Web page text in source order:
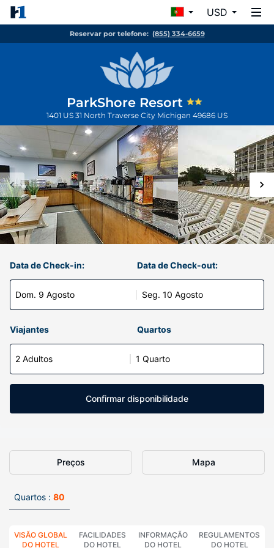
USD
Reservar por telefone: (855) 334-6659
ParkShore Resort
1401 US 31 North Traverse City Michigan 49686 US
Data de Check-in:
Dom. 9 Agosto
Data de Check-out:
Seg. 10 Agosto
Viajantes Quartos
2 Adultos 1 Quarto
Confirmar disponibilidade
Preços Mapa
Quartos : 80
VISÃO GLOBAL
DO HOTEL
FACILIDADES
DO HOTEL
INFORMAÇÃO
DO HOTEL
REGULAMENTOS
DO HOTEL